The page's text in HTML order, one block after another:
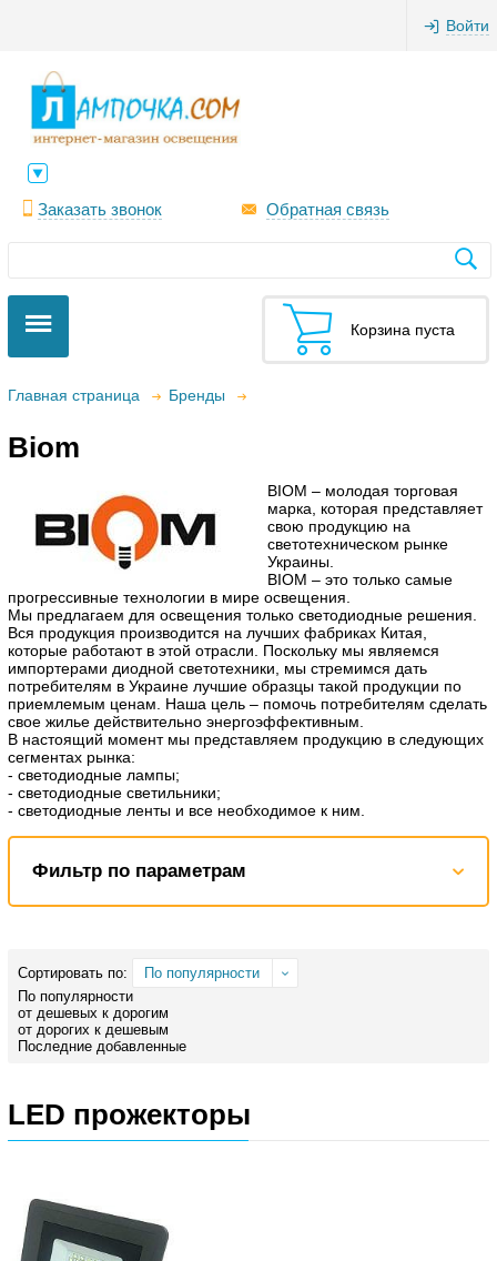
Войти
Заказать звонок Обратная связь
Корзина пуста
Главная страница Бренды
Biom
BIOM – молодая торговая
марка, которая представляет
свою продукцию на
светотехническом рынке
Украины.
BIOM – это только самые
прогрессивные технологии в мире освещения.
Мы предлагаем для освещения только светодиодные решения.
Вся продукция производится на лучших фабриках Китая,
которые работают в этой отрасли. Поскольку мы являемся
импортерами диодной светотехники, мы стремимся дать
потребителям в Украине лучшие образцы такой продукции по
приемлемым ценам. Наша цель – помочь потребителям сделать
свое жилье действительно энергоэффективным.
В настоящий момент мы представляем продукцию в следующих
сегментах рынка:
- светодиодные лампы;
- светодиодные светильники;
- светодиодные ленты и все необходимое к ним.
Фильтр по параметрам
Сортировать по:
По популярности
По популярности
от дешевых к дорогим
от дорогих к дешевым
Последние добавленные
LED прожекторы